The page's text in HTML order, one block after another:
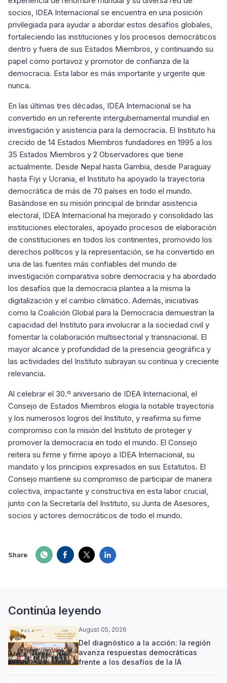
socios, IDEA Internacional se encuentra en una posición
privilegiada para ayudar a abordar estos desafíos globales,
fortaleciendo las instituciones y los procesos democráticos
dentro y fuera de sus Estados Miembros, y continuando su
papel como portavoz y promotor de confianza de la
democracia. Esta labor es más importante y urgente que
nunca.
En las últimas tres décadas, IDEA Internacional se ha
convertido en un referente intergubernamental mundial en
investigación y asistencia para la democracia. El Instituto ha
crecido de 14 Estados Miembros fundadores en 1995 a los
35 Estados Miembros y 2 Observadores que tiene
actualmente. Desde Nepal hasta Gambia, desde Paraguay
hasta Fiyi y Ucrania, el Instituto ha apoyado la trayectoria
democrática de más de 70 países en todo el mundo.
Basándose en su misión principal de brindar asistencia
electoral, IDEA Internacional ha mejorado y consolidado las
instituciones electorales, apoyado procesos de elaboración
de constituciones en todos los continentes, promovido los
derechos políticos y la representación, se ha convertido en
una de las fuentes más confiables del mundo de
investigación comparativa sobre democracia y ha abordado
los desafíos que la democracia plantea a la misma la
digitalización y el cambio climático. Además, iniciativas
como la Coalición Global para la Democracia demuestran la
capacidad del Instituto para involucrar a la sociedad civil y
fomentar la colaboración multisectorial y transnacional. El
mayor alcance y profundidad de la presencia geográfica y
las actividades del Instituto subrayan su continua y creciente
relevancia.
Al celebrar el 30.º aniversario de IDEA Internacional, el
Consejo de Estados Miembros elogia la notable trayectoria
y los numerosos logros del Instituto, y reafirma su firme
compromiso con la misión del Instituto de proteger y
promover la democracia en todo el mundo. El Consejo
reitera su firme y firme apoyo a IDEA Internacional, su
mandato y los principios expresados ​​en sus Estatutos. El
Consejo mantiene su compromiso de participar de manera
colectiva, impactante y constructiva en esta labor crucial,
junto con la Secretaría del Instituto, su Junta de Asesores,
socios y actores democráticos de todo el mundo.
Share
Continúa leyendo
August 05, 2026
Del diagnóstico a la acción: la región
avanza respuestas democráticas
frente a los desafíos de la IA